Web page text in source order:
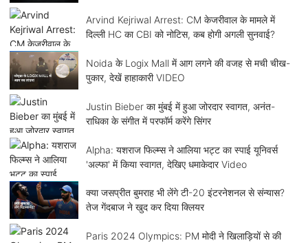
Arvind Kejriwal Arrest: CM केजरीवाल के मामले में
दिल्ली HC का CBI को नोटिस, कब होगी अगली सुनवाई?
Noida के Logix Mall में आग लगने की वजह से मची चीख-
पुकार, देखें हाहाकारी VIDEO
Justin Bieber का मुंबई में हुआ जोरदार स्वागत, अनंत-
राधिका के संगीत में परफॉर्म करेंगे सिंगर
Alpha: यशराज फिल्म्स ने आलिया भट्ट का स्पाई यूनिवर्स
'अल्फा' में किया स्वागत, देखिए धमाकेदार Video
क्या जसप्रीत बुमराह भी लेंगे टी-20 इंटरनेशनल से संन्यास?
तेज गेंदबाज ने खुद कर दिया क्लियर
Paris 2024 Olympics: PM मोदी ने खिलाड़ियों से की